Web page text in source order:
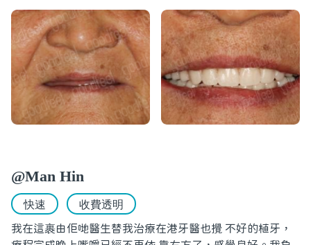
@Man Hin
快速 收費透明
我在這裹由佢哋醫生替我治療在港牙醫也攪 不好的植牙，